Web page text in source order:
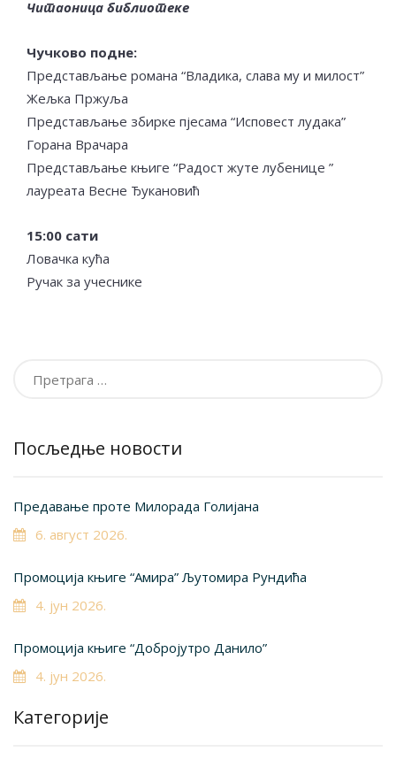
Читаоница библиотеке
Чучково подне:
Представљање романа “Владика, слава му и милост”
Жељка Пржуља
Представљање збирке пјесама “Исповест лудака”
Горана Врачара
Представљање књиге “Радост жуте лубенице ”
лауреата Весне Ђукановић
15:00 сати
Ловачка кућа
Ручак за учеснике
Посљедње новости
Предавање проте Милорада Голијана
6. август 2026.
Промоција књиге “Амира” Љутомира Рундића
4. јун 2026.
Промоција књиге “Добројутро Данило”
4. јун 2026.
Категорије